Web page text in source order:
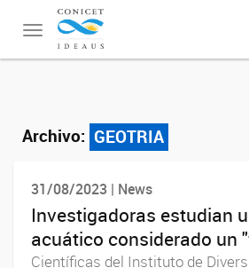
Toggle
navigation
Archivo: GEOTRIA
31/08/2023 | News
Investigadoras estudian
acuático considerado un
Científicas del Instituto de